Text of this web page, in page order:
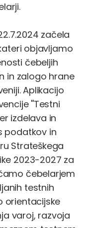
začela
objavljamo
čebeljih
in zalogo hrane
Aplikacijo
''Testni
izdelava in
podatkov in
Strateškega
2023-2027 za
čebelarjem
testnih
orientacijske
varoj, razvoja